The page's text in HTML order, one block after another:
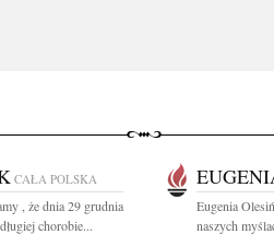
CAŁA POLSKA
, że dnia 29 grudnia
chorobie...
Eugenia
naszych